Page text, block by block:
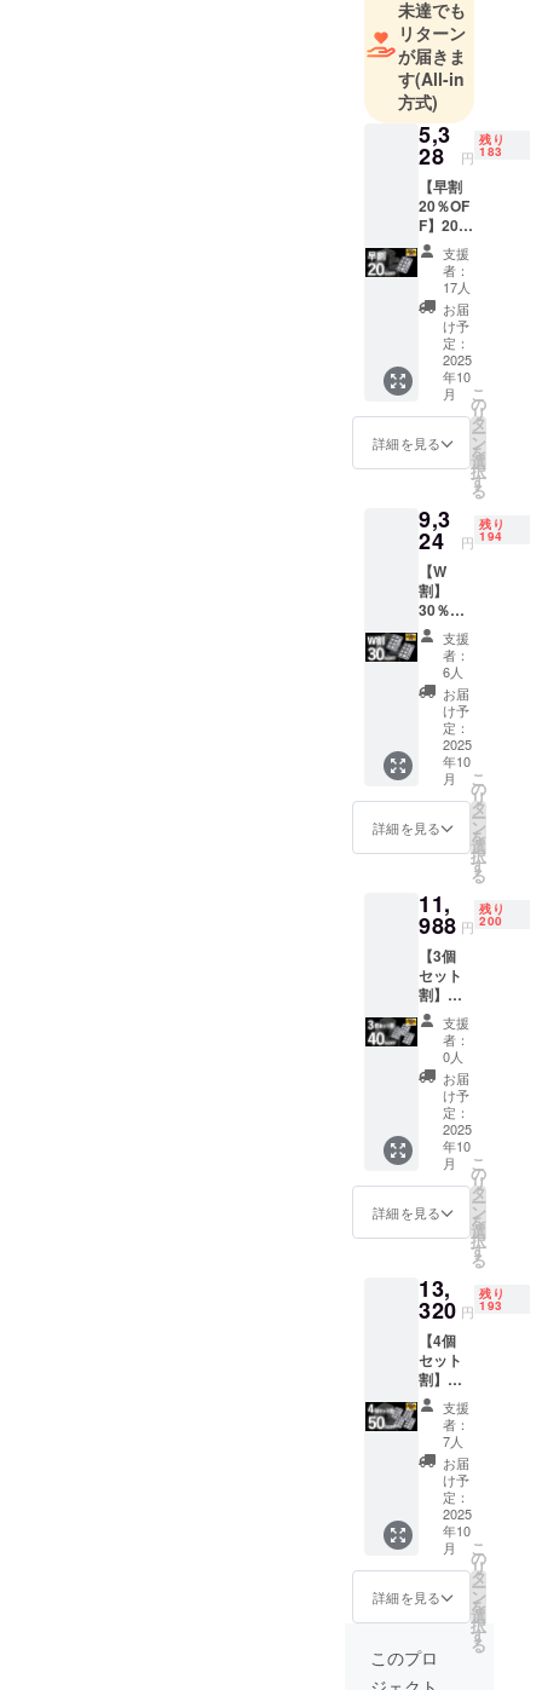
す。
「面白い」
「便利」
「欲しかっ
た！」と感
じていただ
けるような
アイテム
を、これか
らもお届け
してまいり
新商品やお
得情報は、
LINE公式ア
ぜひこの機
会にお友達
登録をお願
いいたしま
す。
【当社規約
とご案内事
項】
●キャンセル
について
後のキャン
セルは原則
としてお受
けしており
ません。あ
らかじめご
了承のう
え、ご支援
いただきま
すようお願
い申し上げ
なお、万が
届いた場合
は、速やか
に代替品を
お送りいた
します。
●ご不在時の
お受け取り
商品お届け
時にご不在
だった場合
は、不在票
をご確認の
うえ、必ず
再配達をご
未達でも
リターン
が届きま
す(All-in
方式)
5,3
28 円
残り
183
【早割
20％OF
F】200
名限定
瞬間冷
KINKIN
solid 定
価6,660
→5,328
（税・
送料
込） ■
瞬間冷
KINKIN
solid（
8個入
り）定
価6,660
円×1個
└トン
グ×1個
【配送
時期】
2024年
11月と
してお
ります
が早い
場合は
10月中
性もご
ざいま
す。 便
利グッ
ズ ビー
ルを瞬
間冷
却、長
時間キ
ンキン
に冷え
た状態
で楽し
めま
す。 ワ
イン、
ハイ
イス
コー
ヒー、
ソフト
ドリン
ク、等
は薄く
ならな
く長時
間キン
キンに
冷やし
続け楽
しめま
す。
時期】
商品到
2025年
9月～10
支援
者：
17人
お届
け予
定：
2025
年10
月
詳細を見る
こ
の
リ
タ
ー
ン
を
選
択
す
る
9,3
24 円
残り
194
【W
割】
30％OF
F 200名
限定 瞬
間冷却
KINKIN
solid 定
13,320
→9,324
円
（税・
送料
込）
容】 ■
瞬間冷
却
KINKIN
solid（
8個入
り）×2
個 └
トング
×2個 便
利グッ
ズ ビー
ルを瞬
間冷
却、長
時間キ
ンキン
めま
す。 ワ
イン、
ハイ
ボー
ル、牛
乳、ア
イス
コー
ヒー、
ソフト
ドリン
ク、等
は薄く
ならな
く長時
間キン
続け楽
支援
者：
6人
お届
け予
定：
2025
年10
月
詳細を見る
こ
の
リ
タ
ー
ン
を
選
択
す
る
11,
988 円
残り
200
【3個
セット
割】
40％OF
F 200名
限定 瞬
間冷却
KINKIN
solid 定
19,980
→11,98
8円
（税・
送料
【内
容】 ■
瞬間冷
却
KINKIN
solid（
8個入
り）×3
個 └
トング
×3個 便
利グッ
ズ ビー
ルを瞬
間冷
却、長
時間キ
た状態
で楽し
支援
者：
0人
お届
け予
定：
2025
年10
月
詳細を見る
こ
の
リ
タ
ー
ン
を
選
択
す
る
13,
320 円
残り
193
【4個
セット
割】
50％OF
F 200名
限定 瞬
間冷却
KINKIN
solid 定
26,640
→13,32
0円
（税・
送料
込）
【内
支援
者：
7人
お届
け予
定：
2025
年10
月
詳細を見る
こ
の
リ
タ
ー
ン
を
選
択
す
る
このプロ